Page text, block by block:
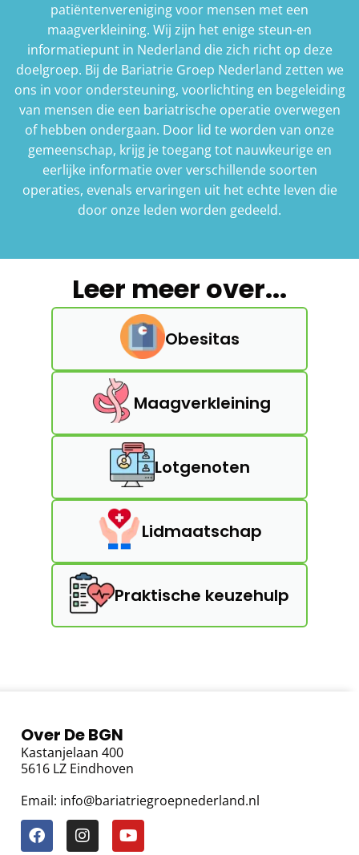
patiëntenvereniging voor mensen met een
maagverkleining. Wij zijn het enige steun-en
informatiepunt in Nederland die zich richt op deze
doelgroep. Bij de Bariatrie Groep Nederland zetten we
ons in voor ondersteuning, voorlichting en begeleiding
van mensen die een bariatrische operatie overwegen
of hebben ondergaan. Door lid te worden van onze
gemeenschap, krijg je toegang tot nauwkeurige en
eerlijke informatie over verschillende soorten
operaties, evenals ervaringen uit het echte leven die
door onze leden worden gedeeld.
Leer meer over...
Obesitas
Maagverkleining
Lotgenoten
Lidmaatschap
Praktische keuzehulp
Over De BGN
Kastanjelaan 400
5616 LZ Eindhoven
Email: info@bariatriegroepnederland.nl